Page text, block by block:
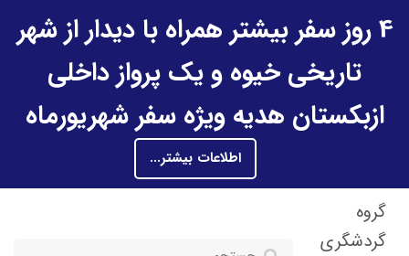
4 روز سفر بیشتر همراه با دیدار از شهر
تاریخی خیوه و یک پرواز داخلی
ازبکستان هدیه ویژه سفر شهریورماه
اطلاعات بیشتر...
گروه
گردشگری